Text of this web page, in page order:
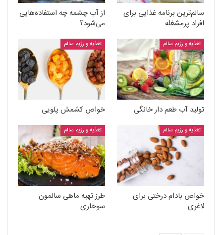
سالم‌ترین برنامه غذایی برای
افراد پرمشغله
از آب چشمه چه استفاده‌هایی
می‌شود؟
تغذیه و رژیم سالم
تولید آب طعم دار خانگی
تغذیه و رژیم سالم
خواص کشمش پلویی
تغذیه و رژیم سالم
خواص بادام درختی برای
لاغری
تغذیه و رژیم سالم
طرز تهیه ماهی سالمون
سوخاری